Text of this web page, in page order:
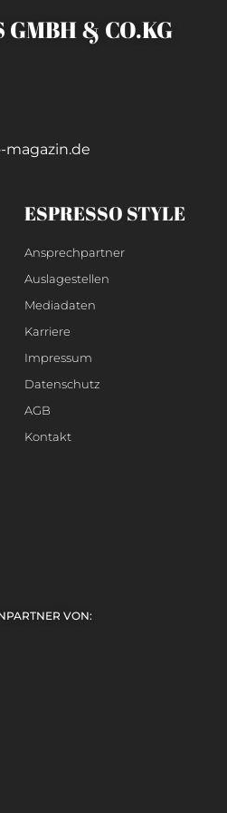
& CO.KG
magazin.de
ESPRESSO STYLE
Ansprechpartner
Auslagestellen
Mediadaten
Karriere
Impressum
Datenschutz
AGB
Kontakt
VON: